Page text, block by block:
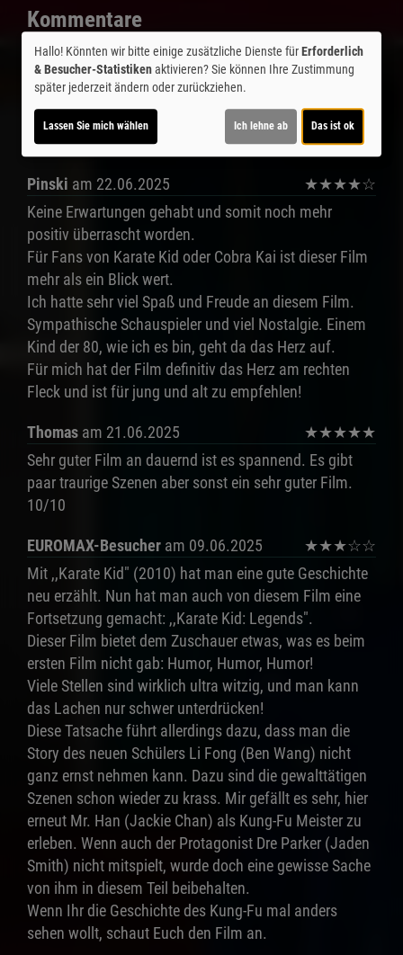
Kommentare
★★★★☆ 9
Zetraoneam 23.06.2025
Na der zieht so in die Länge und kaum Kämpfe mehr
gerede was ich nicht so gut finde .
Pinski am 22.06.2025 ★★★★☆
Keine Erwartungen gehabt und somit noch mehr
positiv überrascht worden.
Für Fans von Karate Kid oder Cobra Kai ist dieser Film
mehr als ein Blick wert.
Ich hatte sehr viel Spaß und Freude an diesem Film.
Sympathische Schauspieler und viel Nostalgie. Einem
Kind der 80, wie ich es bin, geht da das Herz auf.
Für mich hat der Film definitiv das Herz am rechten
Fleck und ist für jung und alt zu empfehlen!
Thomas am 21.06.2025 ★★★★★
Sehr guter Film an dauernd ist es spannend. Es gibt
paar traurige Szenen aber sonst ein sehr guter Film.
10/10
EUROMAX-Besucher am 09.06.2025 ★★★☆☆
Mit ,,Karate Kid" (2010) hat man eine gute Geschichte
neu erzählt. Nun hat man auch von diesem Film eine
Fortsetzung gemacht: ,,Karate Kid: Legends".
Dieser Film bietet dem Zuschauer etwas, was es beim
ersten Film nicht gab: Humor, Humor, Humor!
Viele Stellen sind wirklich ultra witzig, und man kann
das Lachen nur schwer unterdrücken!
Diese Tatsache führt allerdings dazu, dass man die
Story des neuen Schülers Li Fong (Ben Wang) nicht
ganz ernst nehmen kann. Dazu sind die gewalttätigen
Szenen schon wieder zu krass. Mir gefällt es sehr, hier
erneut Mr. Han (Jackie Chan) als Kung-Fu Meister zu
erleben. Wenn auch der Protagonist Dre Parker (Jaden
Smith) nicht mitspielt, wurde doch eine gewisse Sache
von ihm in diesem Teil beibehalten.
Wenn Ihr die Geschichte des Kung-Fu mal anders
sehen wollt, schaut Euch den Film an.
Hallo! Könnten wir bitte einige zusätzliche Dienste fürErforderlich
& Besucher-Statistikenaktivieren? Sie können Ihre Zustimmung
später jederzeit ändern oder zurückziehen.
Lassen Sie mich wählen Ich lehne ab Das ist ok